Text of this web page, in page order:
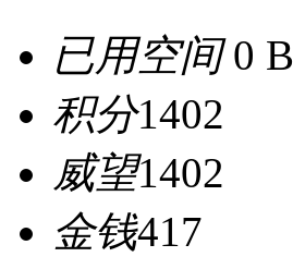
已用空间0 B
积分1402
威望1402
金钱417